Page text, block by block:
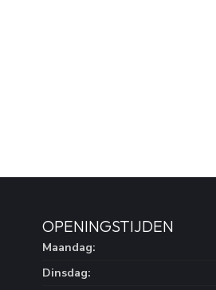
OPENINGSTIJDEN
Maandag:
Dinsdag: